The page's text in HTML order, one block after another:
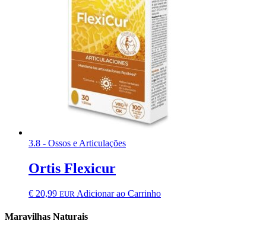
3.8 - Ossos e Articulações
Ortis Flexicur
€ 20,99 EUR Adicionar ao Carrinho
Maravilhas Naturais